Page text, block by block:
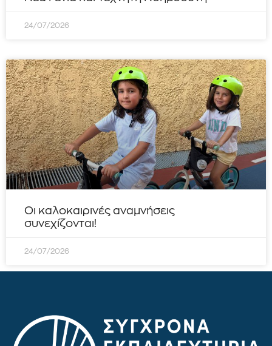
24/07/2026
Οι καλοκαιρινές αναμνήσεις
συνεχίζονται!
24/07/2026